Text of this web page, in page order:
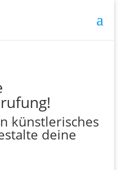
künstlerisches
deine